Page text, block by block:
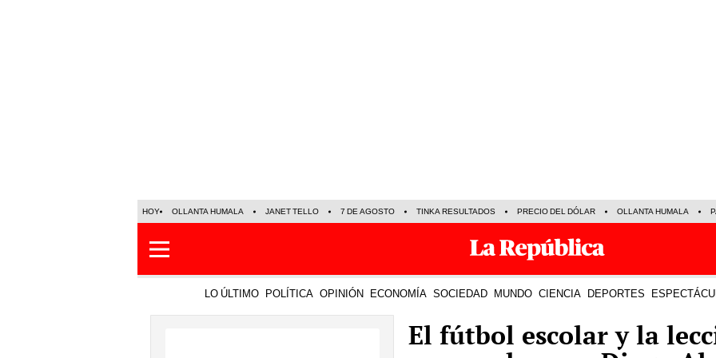
HOY OLLANTA HUMALA JANET TELLO 7 DE AGOSTO TINKA RESULTADOS PRECIO DEL DÓLAR OLLANTA HUMALA
LO ÚLTIMO POLÍTICA OPINIÓN ECONOMÍA SOCIEDAD MUNDO CIENCIA DEPORTES
El fútbol escolar y la